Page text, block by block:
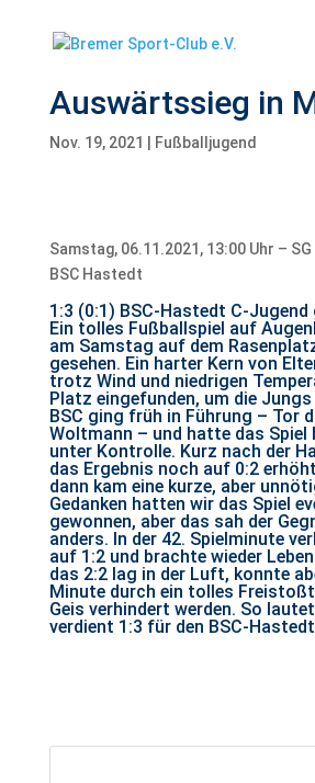
Auswärtssieg in
Nov. 19, 2021 Fußballjugend
Samstag, 06.11.2021, 13:00 Uhr –
BSC Hastedt
1:3 (0:1) BSC-Hastedt C-Jugend
Ein tolles Fußballspiel auf
am Samstag auf dem
gesehen. Ein harter Kern von
trotz Wind und niedrigen
Platz eingefunden, um die
BSC ging früh in Führung – Tor
Woltmann – und hatte das Spiel
unter Kontrolle. Kurz nach der
das Ergebnis noch auf 0:2
dann kam eine kurze, aber
Gedanken hatten wir das Spiel
gewonnen, aber das sah der
anders. In der 42. Spielminute
auf 1:2 und brachte wieder
das 2:2 lag in der Luft, konnte
Minute durch ein tolles
Geis verhindert werden. So
verdient 1:3 für den BSC-